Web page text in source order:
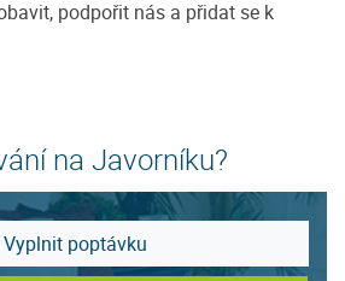
podpořit nás a přidat se k
na Javorníku?
Vyplnit poptávku